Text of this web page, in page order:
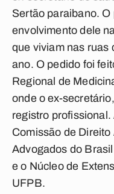
Sertão paraibano.
envolvimento dele
que viviam nas ruas
ano. O pedido foi
Regional de
onde o ex-
registro
Comissão de
Advogados do
e o Núcleo de
UFPB.